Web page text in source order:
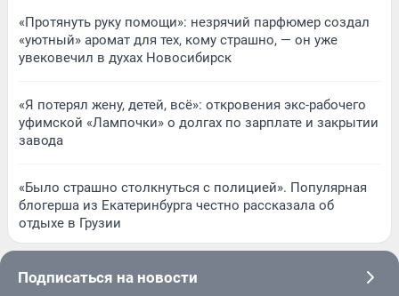
«Протянуть руку помощи»: незрячий парфюмер создал
«уютный» аромат для тех, кому страшно, — он уже
увековечил в духах Новосибирск
«Я потерял жену, детей, всё»: откровения экс-рабочего
уфимской «Лампочки» о долгах по зарплате и закрытии
завода
«Было страшно столкнуться с полицией». Популярная
блогерша из Екатеринбурга честно рассказала об
отдыхе в Грузии
Подписаться на новости